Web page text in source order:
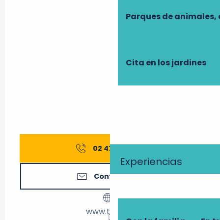
Parques de
Cita en los jardines
Experiencias
02 47 21 65
Contáctenos
www.tours.fr